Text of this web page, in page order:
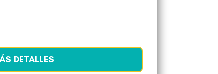
MÁS DETALLES